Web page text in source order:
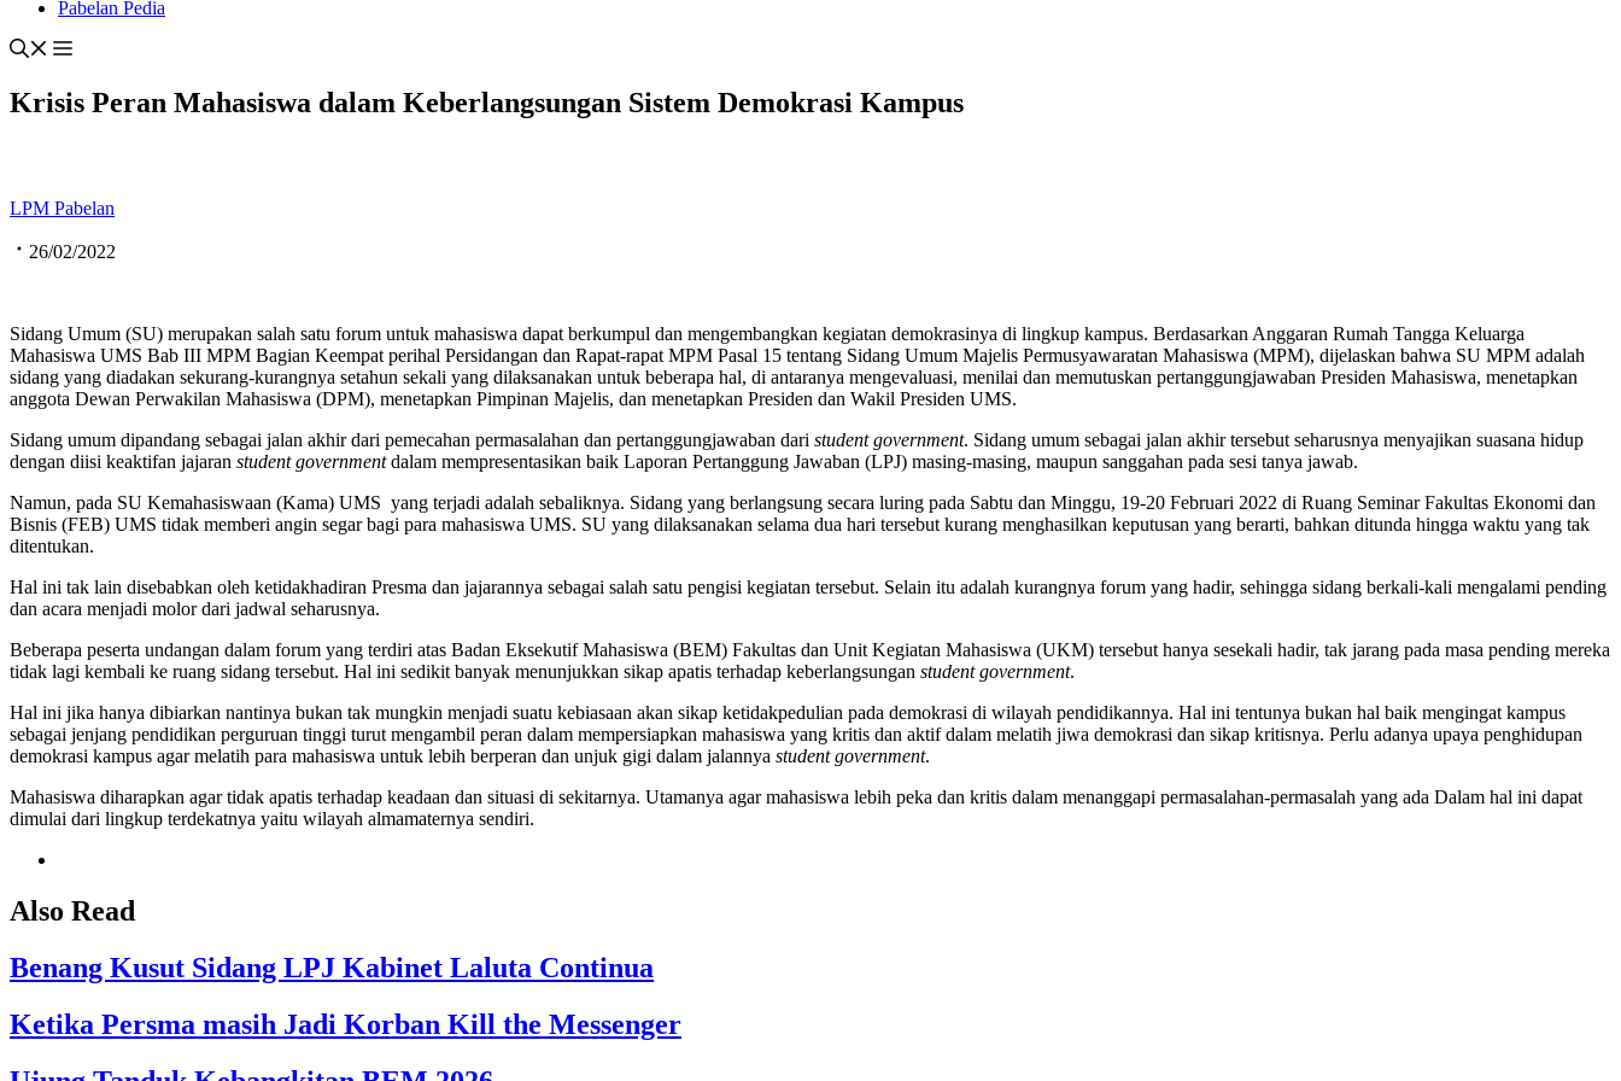
Pabelan Pedia
Krisis Peran Mahasiswa dalam Keberlangsungan Sistem Demokrasi Kampus
LPM Pabelan
26/02/2022
Sidang Umum (SU) merupakan salah satu forum untuk mahasiswa dapat berkumpul dan mengembangkan kegiatan demokrasinya di lingkup kampus. Berdasarkan Anggaran Rumah Tangga Keluarga
Mahasiswa UMS Bab III MPM Bagian Keempat perihal Persidangan dan Rapat-rapat MPM Pasal 15 tentang Sidang Umum Majelis Permusyawaratan Mahasiswa (MPM), dijelaskan bahwa SU MPM adalah
sidang yang diadakan sekurang-kurangnya setahun sekali yang dilaksanakan untuk beberapa hal, di antaranya mengevaluasi, menilai dan memutuskan pertanggungjawaban Presiden Mahasiswa, menetapkan
anggota Dewan Perwakilan Mahasiswa (DPM), menetapkan Pimpinan Majelis, dan menetapkan Presiden dan Wakil Presiden UMS.
Sidang umum dipandang sebagai jalan akhir dari pemecahan permasalahan dan pertanggungjawaban dari student government. Sidang umum sebagai jalan akhir tersebut seharusnya menyajikan suasana hidup
dengan diisi keaktifan jajaran student governmentdalam mempresentasikan baik Laporan Pertanggung Jawaban (LPJ) masing-masing, maupun sanggahan pada sesi tanya jawab.
Namun, pada SU Kemahasiswaan (Kama) UMS yang terjadi adalah sebaliknya. Sidang yang berlangsung secara luring pada Sabtu dan Minggu, 19-20 Februari 2022 di Ruang Seminar Fakultas Ekonomi dan
Bisnis (FEB) UMS tidak memberi angin segar bagi para mahasiswa UMS. SU yang dilaksanakan selama dua hari tersebut kurang menghasilkan keputusan yang berarti, bahkan ditunda hingga waktu yang tak
ditentukan.
Hal ini tak lain disebabkan oleh ketidakhadiran Presma dan jajarannya sebagai salah satu pengisi kegiatan tersebut. Selain itu adalah kurangnya forum yang hadir, sehingga sidang berkali-kali mengalami pending
dan acara menjadi molor dari jadwal seharusnya.
Beberapa peserta undangan dalam forum yang terdiri atas Badan Eksekutif Mahasiswa (BEM) Fakultas dan Unit Kegiatan Mahasiswa (UKM) tersebut hanya sesekali hadir, tak jarang pada masa pending mereka
tidak lagi kembali ke ruang sidang tersebut. Hal ini sedikit banyak menunjukkan sikap apatis terhadap keberlangsungan student government.
Hal ini jika hanya dibiarkan nantinya bukan tak mungkin menjadi suatu kebiasaan akan sikap ketidakpedulian pada demokrasi di wilayah pendidikannya. Hal ini tentunya bukan hal baik mengingat kampus
sebagai jenjang pendidikan perguruan tinggi turut mengambil peran dalam mempersiapkan mahasiswa yang kritis dan aktif dalam melatih jiwa demokrasi dan sikap kritisnya. Perlu adanya upaya penghidupan
demokrasi kampus agar melatih para mahasiswa untuk lebih berperan dan unjuk gigi dalam jalannya student government.
Mahasiswa diharapkan agar tidak apatis terhadap keadaan dan situasi di sekitarnya. Utamanya agar mahasiswa lebih peka dan kritis dalam menanggapi permasalahan-permasalah yang ada Dalam hal ini dapat
dimulai dari lingkup terdekatnya yaitu wilayah almamaternya sendiri.
Also Read
Benang Kusut Sidang LPJ Kabinet Laluta Continua
Ketika Persma masih Jadi Korban Kill the Messenger